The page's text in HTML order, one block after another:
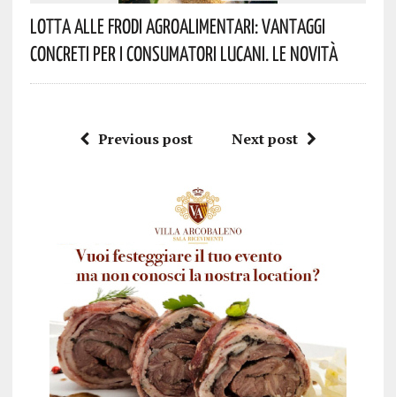
Lotta Alle Frodi Agroalimentari: Vantaggi
Concreti Per I Consumatori Lucani. Le Novità
Previous post Next post